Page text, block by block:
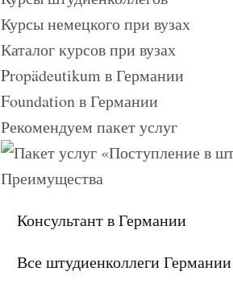
Курсы немецкого при вузах
Каталог курсов при вузах
Propädeutikum в Германии
Foundation в Германии
Рекомендуем пакет услуг
Преимущества
Консультант в Германии
Все штудиенколлеги Германии